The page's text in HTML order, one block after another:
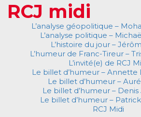
RCJ midi
L’analyse géopolitique –
L’analyse politique –
L’histoire du jour –
L’humeur de Franc-Tireur –
L’invité(e) de RCJ
Le billet d’humeur – Annette
Le billet d’humeur –
Le billet d’humeur –
Le billet d’humeur –
RCJ Midi